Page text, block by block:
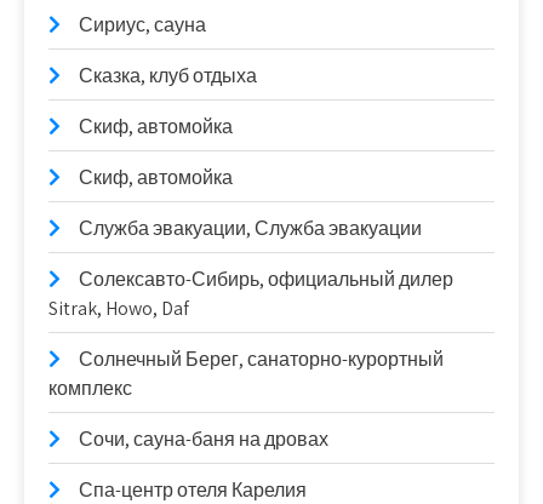
Сириус, сауна
Сказка, клуб отдыха
Скиф, автомойка
Скиф, автомойка
Служба эвакуации, Служба эвакуации
Солексавто-Сибирь, официальный дилер
Sitrak, Howo, Daf
Солнечный Берег, санаторно-курортный
комплекс
Сочи, сауна-баня на дровах
Спа-центр отеля Карелия